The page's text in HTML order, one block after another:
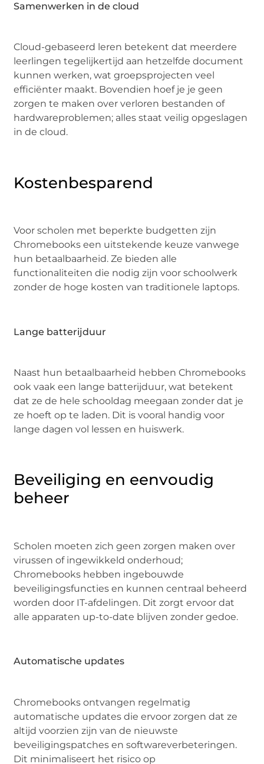
Samenwerken in de cloud
Cloud-gebaseerd leren betekent dat meerdere
leerlingen tegelijkertijd aan hetzelfde document
kunnen werken, wat groepsprojecten veel
efficiënter maakt. Bovendien hoef je je geen
zorgen te maken over verloren bestanden of
hardwareproblemen; alles staat veilig opgeslagen
in de cloud.
Kostenbesparend
Voor scholen met beperkte budgetten zijn
Chromebooks een uitstekende keuze vanwege
hun betaalbaarheid. Ze bieden alle
functionaliteiten die nodig zijn voor schoolwerk
zonder de hoge kosten van traditionele laptops.
Lange batterijduur
Naast hun betaalbaarheid hebben Chromebooks
ook vaak een lange batterijduur, wat betekent
dat ze de hele schooldag meegaan zonder dat je
ze hoeft op te laden. Dit is vooral handig voor
lange dagen vol lessen en huiswerk.
Beveiliging en eenvoudig
beheer
Scholen moeten zich geen zorgen maken over
virussen of ingewikkeld onderhoud;
Chromebooks hebben ingebouwde
beveiligingsfuncties en kunnen centraal beheerd
worden door IT-afdelingen. Dit zorgt ervoor dat
alle apparaten up-to-date blijven zonder gedoe.
Automatische updates
Chromebooks ontvangen regelmatig
automatische updates die ervoor zorgen dat ze
altijd voorzien zijn van de nieuwste
beveiligingspatches en softwareverbeteringen.
Dit minimaliseert het risico op